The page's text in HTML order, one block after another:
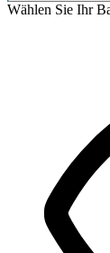
Wählen Sie Ihr